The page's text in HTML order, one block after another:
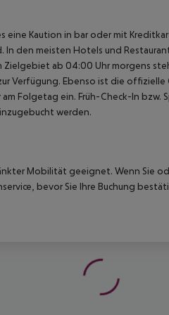
eine Kaution in bar oder mit
In den meisten Hotels und
ab 04:00 Uhr morgens
Verfügung. Ebenso ist die
Folgetag ein. Früh-Check-In
werden.
Mobilität geeignet. Wenn Sie
bevor Sie Ihre Buchung